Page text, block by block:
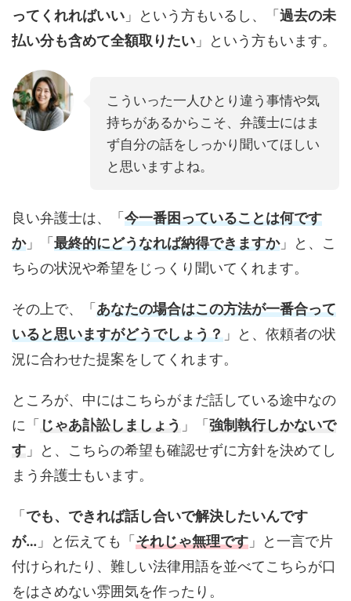
ってくれればいい 」という方もいるし、「 過去の未
払い分も含めて全額取りたい 」という方もいます。
こういった一人ひとり違う事情や気
持ちがあるからこそ、弁護士にはま
ず自分の話をしっかり聞いてほしい
と思いますよね。
良い弁護士は、「 今一番困っていることは何です
か」「 最終的にどうなれば納得できますか」と、こ
ちらの状況や希望をじっくり聞いてくれます。
その上で、「 あなたの場合はこの方法が一番合って
いると思いますがどうでしょう？ 」と、依頼者の状
況に合わせた提案をしてくれます。
ところが、中にはこちらがまだ話している途中なの
に「 じゃあ訃訟しましょう 」「 強制執行しかないで
す 」と、こちらの希望も確認せずに方針を決めてし
まう弁護士もいます。
「 でも、できれば話し合いで解決したいんです
が… 」と伝えても「 それじゃ無理です 」と一言で片
付けられたり、難しい法律用語を並べてこちらが口
をはさめない雰囲気を作ったり。